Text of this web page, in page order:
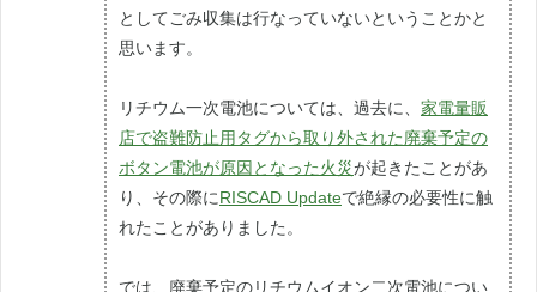
としてごみ収集は行なっていないということかと
思います。
リチウム一次電池については、過去に、 家電量販
店で盗難防止用タグから取り外された廃棄予定の
ボタン電池が原因となった火災が起きたことがあ
り、その際にRISCAD Updateで絶縁の必要性に触
れたことがありました。
では、廃棄予定のリチウムイオン二次電池につい